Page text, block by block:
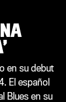
en su debut
El español
Blues en su